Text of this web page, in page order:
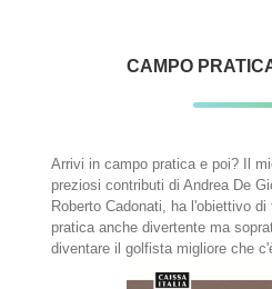
CAMPO
Arrivi in campo pratica e poi? Il
preziosi contributi di Andrea De
Roberto Cadonati, ha l'obiettivo
pratica anche divertente ma
diventare il golfista migliore che